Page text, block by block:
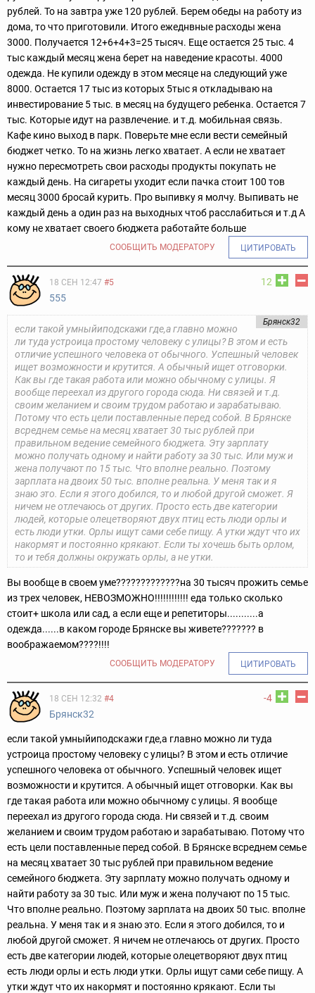
рублей. То на завтра уже 120 рублей. Берем обеды на работу из
дома, то что приготовили. Итого ежеднвные расходы жена
3000. Получается 12+6+4+3=25 тысяч. Еще остается 25 тыс. 4
тыс каждый месяц жена берет на наведение красоты. 4000
одежда. Не купили одежду в этом месяце на следующий уже
8000. Остается 17 тыс из которых 5тыс я откладываю на
инвестирование 5 тыс. в месяц на будущего ребенка. Остается 7
тыс. Которые идут на развлечение. и т.д. мобильная связь.
Кафе кино выход в парк. Поверьте мне если вести семейный
бюджет четко. То на жизнь легко хватает. А если не хватает
нужно пересмотреть свои расходы продукты покупать не
каждый день. На сигареты уходит если пачка стоит 100 тов
месяц 3000 бросай курить. Про выпивку я молчу. Выпивать не
каждый день а один раз на выходных чтоб расслабиться и т.д А
кому не хватает своего бюджета работайте больше
СООБЩИТЬ МОДЕРАТОРУ ЦИТИРОВАТЬ
12
18 СЕН 12:47 #5
555
Брянск32
если такой умныйиподскажи где,а главно можно
ли туда устроица простому человеку с улицы? В этом и есть
отличие успешного человека от обычного. Успешный человек
ищет возможности и крутится. А обычный ищет отговорки.
Как вы где такая работа или можно обычному с улицы. Я
вообще переехал из другого города сюда. Ни связей и т.д.
своим желанием и своим трудом работаю и зарабатываю.
Потому что есть цели поставленные перед собой. В Брянске
всреднем семье на месяц хватает 30 тыс рублей при
правильном ведение семейного бюджета. Эту зарплату
можно получать одному и найти работу за 30 тыс. Или муж и
жена получают по 15 тыс. Что вполне реально. Поэтому
зарплата на двоих 50 тыс. вполне реальна. У меня так и я
знаю это. Если я этого добился, то и любой другой сможет. Я
ничем не отлечаюсь от других. Просто есть две категории
людей, которые олецетворяют двух птиц есть люди орлы и
есть люди утки. Орлы ищут сами себе пищу. А утки ждут что их
накормят и постоянно крякают. Если ты хочешь быть орлом,
то и тебя должны окружать орлы, а не утки.
Вы вообще в своем уме?????????????на 30 тысяч прожить семье
из трех человек, НЕВОЗМОЖНО!!!!!!!!!!!! еда только сколько
стоит+ школа или сад, а если еще и репетиторы...........а
одежда......в каком городе Брянске вы живете??????? в
воображаемом????!!!!
СООБЩИТЬ МОДЕРАТОРУ ЦИТИРОВАТЬ
-4
18 СЕН 12:32 #4
Брянск32
если такой умныйиподскажи где,а главно можно ли туда
устроица простому человеку с улицы? В этом и есть отличие
успешного человека от обычного. Успешный человек ищет
возможности и крутится. А обычный ищет отговорки. Как вы
где такая работа или можно обычному с улицы. Я вообще
переехал из другого города сюда. Ни связей и т.д. своим
желанием и своим трудом работаю и зарабатываю. Потому что
есть цели поставленные перед собой. В Брянске всреднем семье
на месяц хватает 30 тыс рублей при правильном ведение
семейного бюджета. Эту зарплату можно получать одному и
найти работу за 30 тыс. Или муж и жена получают по 15 тыс.
Что вполне реально. Поэтому зарплата на двоих 50 тыс. вполне
реальна. У меня так и я знаю это. Если я этого добился, то и
любой другой сможет. Я ничем не отлечаюсь от других. Просто
есть две категории людей, которые олецетворяют двух птиц
есть люди орлы и есть люди утки. Орлы ищут сами себе пищу. А
утки ждут что их накормят и постоянно крякают. Если ты